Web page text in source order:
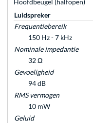
Hoofdbeugel (halfopen)
Luidspreker
Frequentiebereik
150 Hz - 7 kHz
Nominale impedantie
32 Ω
Gevoeligheid
94 dB
RMS vermogen
10 mW
Geluid